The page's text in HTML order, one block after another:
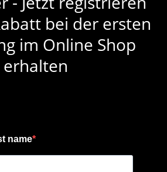
bei der ersten
im Online Shop
erhalten
name